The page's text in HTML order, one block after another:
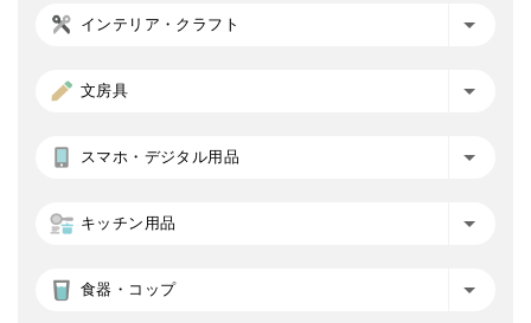
インテリア・クラフト
文房具
スマホ・デジタル用品
キッチン用品
食器・コップ